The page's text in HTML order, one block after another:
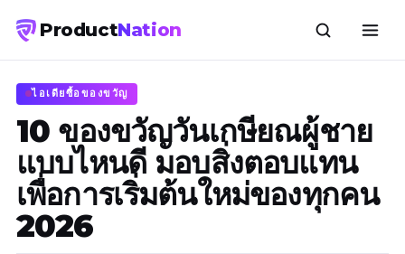
ProductNation
ไอเดียซื้อของขวัญ
10 ของขวัญวันเกษียณผู้ชาย
แบบไหนดี มอบสิ่งตอบแทน
เพื่อการเริ่มต้นใหม่ของทุกคน
2026